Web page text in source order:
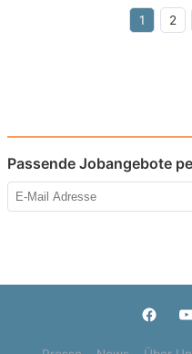
1 2
Passende Jobangebote